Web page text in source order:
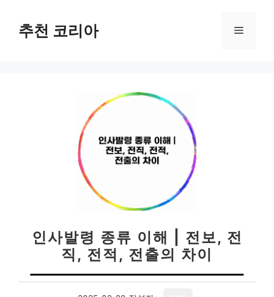
추천 코리아 메
인사발령 종류 이해 | 전보, 전
직, 전적, 전출의 차이